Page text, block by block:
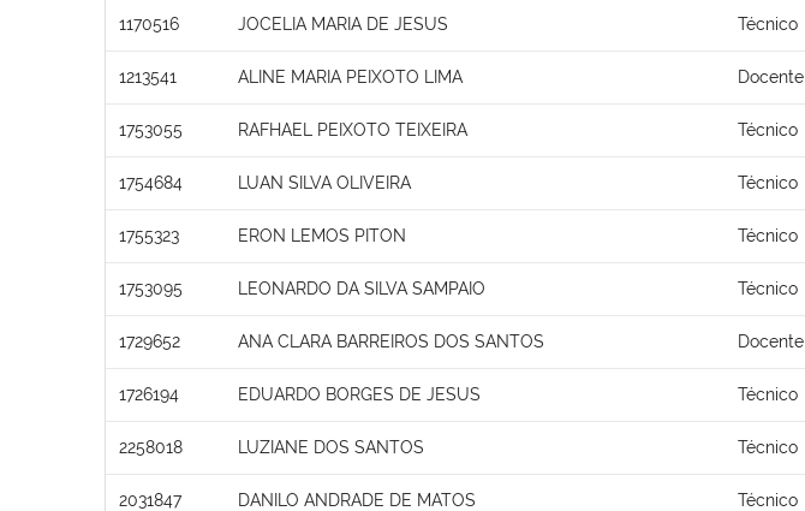
1170516 JOCELIA MARIA DE JESUS Técnico
1213541 ALINE MARIA PEIXOTO LIMA Docente
1753055 RAFHAEL PEIXOTO TEIXEIRA Técnico
1754684 LUAN SILVA OLIVEIRA Técnico
1755323 ERON LEMOS PITON Técnico
1753095 LEONARDO DA SILVA SAMPAIO Técnico
1729652 ANA CLARA BARREIROS DOS SANTOS Docente
1726194 EDUARDO BORGES DE JESUS Técnico
2258018 LUZIANE DOS SANTOS Técnico
2031847 DANILO ANDRADE DE MATOS Técnico